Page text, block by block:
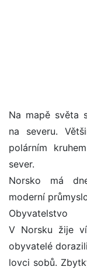
Na mapě světa
na severu.
polárním
sever.
Norsko má
moderní
Obyvatelstvo
V Norsku žije
obyvatelé
lovci sobů.